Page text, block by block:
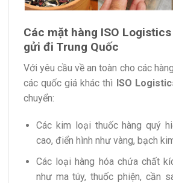
Các mặt hàng ISO
gửi đi Trung Quốc
Với yêu cầu về an toàn cho các
các quốc giá khác thì ISO
chuyển:
Các kim loại thuốc hàng quý
cao, điển hình như vàng, bạch
Các loại hàng hóa chứa chất
như ma túy, thuốc phiện, cần